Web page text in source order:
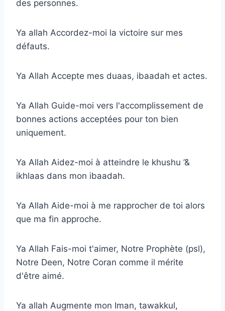
des personnes.
Ya allah Accordez-moi la victoire sur mes
défauts.
Ya Allah Accepte mes duaas, ibaadah et actes.
Ya Allah Guide-moi vers l'accomplissement de
bonnes actions acceptées pour ton bien
uniquement.
Ya Allah Aidez-moi à atteindre le khushu ’&
ikhlaas dans mon ibaadah.
Ya Allah Aide-moi à me rapprocher de toi alors
que ma fin approche.
Ya Allah Fais-moi t'aimer, Notre Prophète (psl),
Notre Deen, Notre Coran comme il mérite
d'être aimé.
Ya allah Augmente mon Iman, tawakkul,